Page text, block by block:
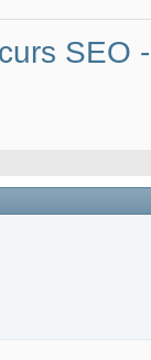
curs SEO